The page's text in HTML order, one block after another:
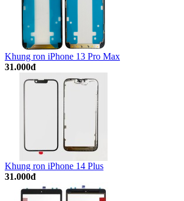
Khung ron iPhone 13 Pro Max
31.000đ
Khung ron iPhone 14 Plus
31.000đ